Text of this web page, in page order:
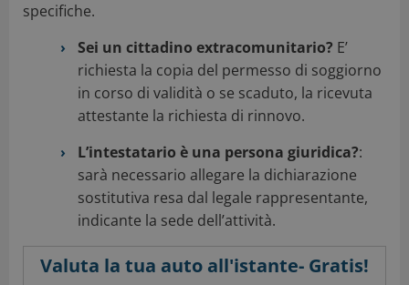
specifiche.
Sei un cittadino extracomunitario? E’
richiesta la copia del permesso di soggiorno
in corso di validità o se scaduto, la ricevuta
attestante la richiesta di rinnovo.
L’intestatario è una persona giuridica?:
sarà necessario allegare la dichiarazione
sostitutiva resa dal legale rappresentante,
indicante la sede dell’attività.
Valuta la tua auto all'istante- Gratis!